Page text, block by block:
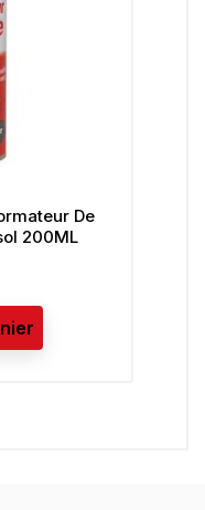
De
200ML